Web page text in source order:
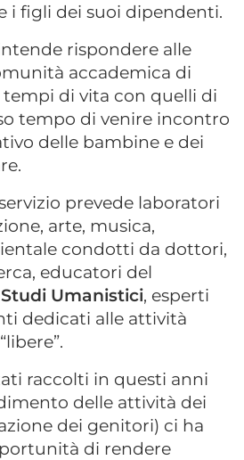
i figli dei suoi dipendenti.
rispondere alle
accademica di
di vita con quelli di
tempo di venire incontro
delle bambine e dei
prevede laboratori
arte, musica,
condotti da dottori,
educatori del
Umanistici, esperti
dedicati alle attività
raccolti in questi anni
delle attività dei
dei genitori) ci ha
di rendere